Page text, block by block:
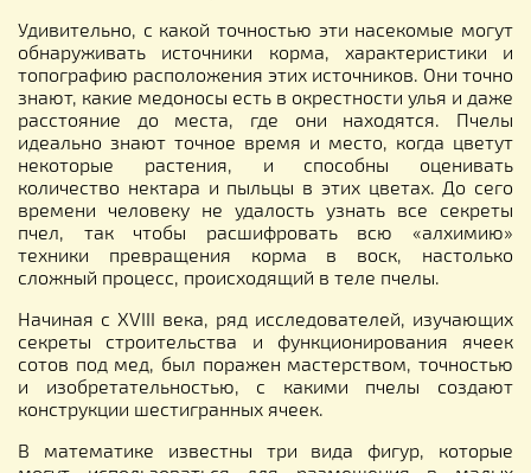
Удивительно, с какой точностью эти насекомые могут
обнаруживать источники корма, характеристики и
топографию расположения этих источников. Они точно
знают, какие медоносы есть в окрестности улья и даже
расстояние до места, где они находятся. Пчелы
идеально знают точное время и место, когда цветут
некоторые растения, и способны оценивать
количество нектара и пыльцы в этих цветах. До сего
времени человеку не удалость узнать все секреты
пчел, так чтобы расшифровать всю «алхимию»
техники превращения корма в воск, настолько
сложный процесс, происходящий в теле пчелы.
Начиная с XVIII века, ряд исследователей, изучающих
секреты строительства и функционирования ячеек
сотов под мед, был поражен мастерством, точностью
и изобретательностью, с какими пчелы создают
конструкции шестигранных ячеек.
В математике известны три вида фигур, которые